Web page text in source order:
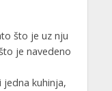
što je uz nju
je navedeno
jedna kuhinja,